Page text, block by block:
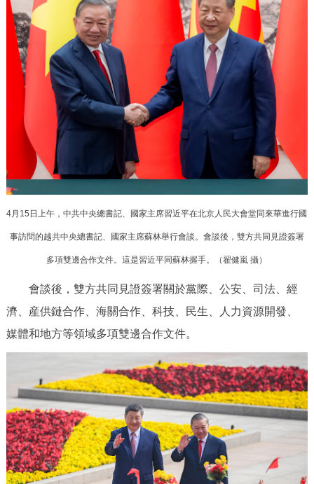
4月15日上午，中共中央總書記、國家主席習近平在北京人民大會堂同來華進行國
事訪問的越共中央總書記、國家主席蘇林舉行會談。會談後，雙方共同見證簽署
多項雙邊合作文件。這是習近平同蘇林握手。（翟健嵐 攝）
會談後，雙方共同見證簽署關於黨際、公安、司法、經
濟、産供鏈合作、海關合作、科技、民生、人力資源開發、
媒體和地方等領域多項雙邊合作文件。